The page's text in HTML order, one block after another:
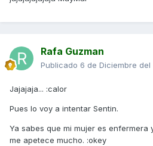
Rafa Guzman
Publicado 6 de Diciembre del
Jajajaja... :calor
Pues lo voy a intentar Sentin.
Ya sabes que mi mujer es enfermera
me apetece mucho. :okey